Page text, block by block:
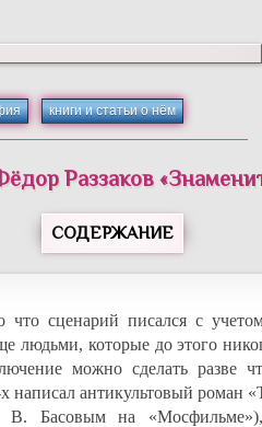
книги и статьи о нём
Раззаков«
СОДЕРЖАНИЕ
что сценарий писался с
людьми, которые до этого
можно сделать разве
написал антикультовый роман
В. Басовым на